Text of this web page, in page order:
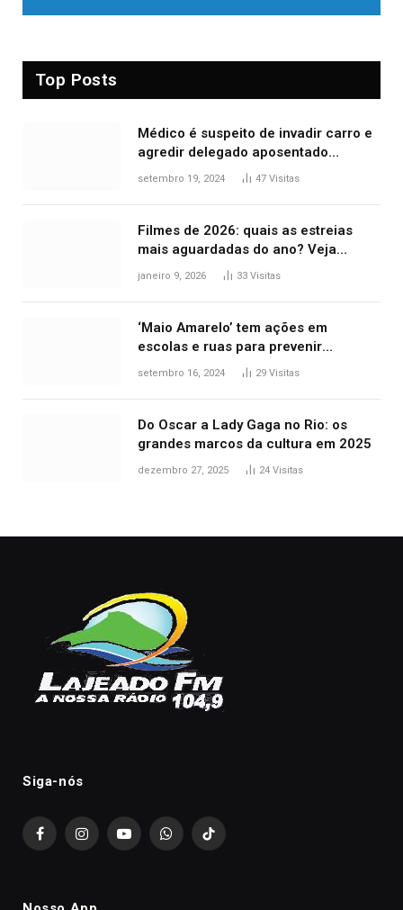
Top Posts
Médico é suspeito de invadir carro e
agredir delegado aposentado
durante confusão no trânsito
setembro 19, 2024 47 Visitas
Filmes de 2026: quais as estreias
mais aguardadas do ano? Veja
principais lançamentos do cinema
janeiro 9, 2026 33 Visitas
‘Maio Amarelo’ tem ações em
escolas e ruas para prevenir
acidentes no trânsito no AP
setembro 16, 2024 29 Visitas
Do Oscar a Lady Gaga no Rio: os
grandes marcos da cultura em 2025
dezembro 27, 2025 24 Visitas
Siga-nós
FacebookInstagramYouTubeWhatsAppTikTok